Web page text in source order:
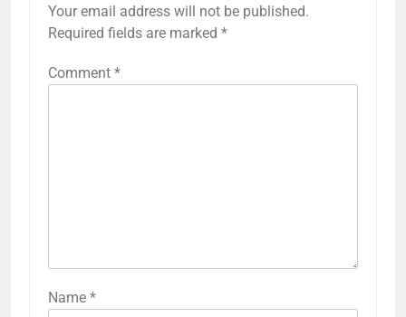
Your email address will not be published.
Required fields are marked *
Comment *
Name *